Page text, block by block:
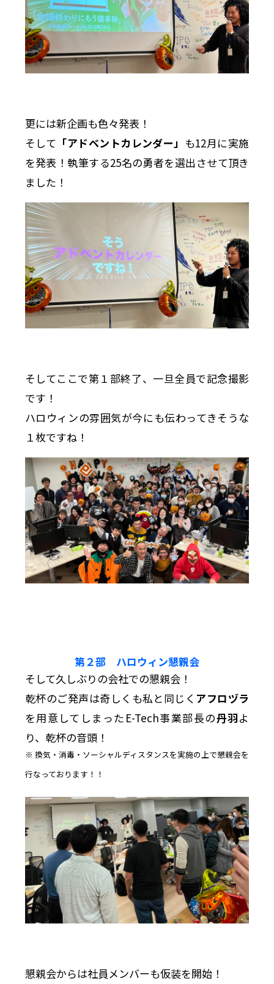
更には新企画も色々発表！
そして 「アドベントカレンダー」 も12月に実施
を発表！執筆する25名の勇者を選出させて頂き
ました！
そしてここで第１部終了、一旦全員で記念撮影
です！
ハロウィンの雰囲気が今にも伝わってきそうな
１枚ですね！
第２部 ハロウィン懇親会
そして久しぶりの会社での懇親会！
乾杯のご発声は奇しくも私と同じく アフロヅラ
を用意してしまったE-Tech事業部長の丹羽よ
り、乾杯の音頭！
※ 換気・消毒・ソーシャルディスタンスを実施の上で懇親会を
行なっております！！
懇親会からは社員メンバーも仮装を開始！